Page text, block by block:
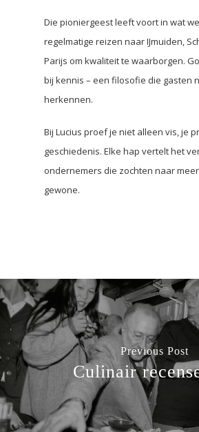
Die pioniergeest leeft voort in wat
regelmatige reizen naar IJmuiden,
Parijs om kwaliteit te waarborgen.
bij kennis – een filosofie die gasten
herkennen.
Bij Lucius proef je niet alleen vis, je
geschiedenis. Elke hap vertelt het
ondernemers die zochten naar
gewone.
Previous Post
Culinair